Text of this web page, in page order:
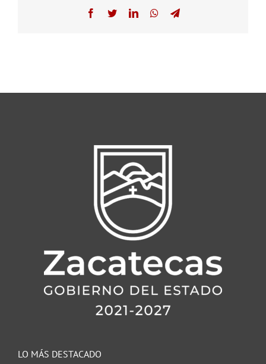
Facebook
TwitterLinkedInWhatsAppTelegram
LO MÁS DESTACADO